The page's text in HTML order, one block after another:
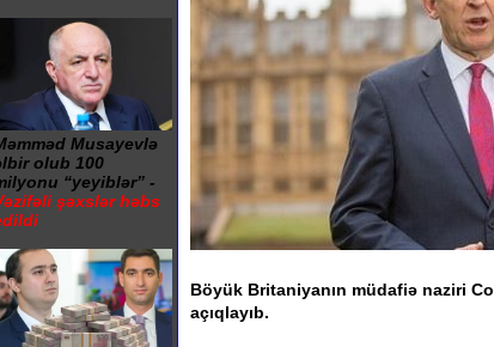
Musayevlə
olub 100
“yeyiblər” -
şəxslər həbs
Böyük Britaniyanın müdafiə naziri
açıqlayıb.